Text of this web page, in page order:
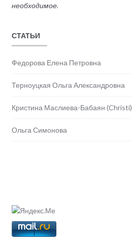
необходимое.
СТАТЬИ
Федорова Елена Петровна
Терноуцкая Ольга Александровна
Кристина Маслиева-Бабаян (Christi)
Ольга Симонова